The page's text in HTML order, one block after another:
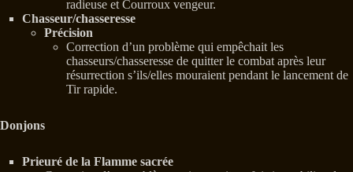
radieuse et Courroux vengeur.
Chasseur/chasseresse
Précision
Correction d’un problème qui empêchait les
chasseurs/chasseresse de quitter le combat après leur
résurrection s’ils/elles mouraient pendant le lancement de
Tir rapide.
Donjons
Prieuré de la Flamme sacrée